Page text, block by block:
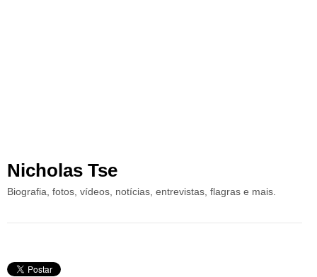
Nicholas Tse
Biografia, fotos, vídeos, notícias, entrevistas, flagras e mais.